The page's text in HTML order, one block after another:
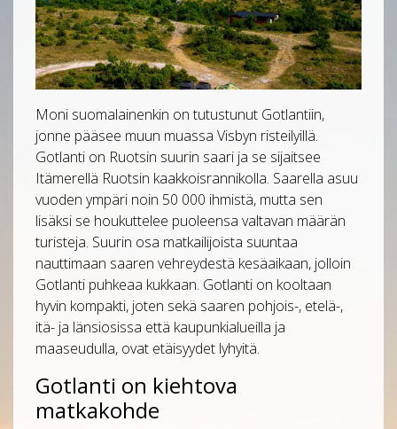
Moni suomalainenkin on tutustunut Gotlantiin,
jonne pääsee muun muassa Visbyn risteilyillä.
Gotlanti on Ruotsin suurin saari ja se sijaitsee
Itämerellä Ruotsin kaakkoisrannikolla. Saarella asuu
vuoden ympäri noin 50 000 ihmistä, mutta sen
lisäksi se houkuttelee puoleensa valtavan määrän
turisteja. Suurin osa matkailijoista suuntaa
nauttimaan saaren vehreydestä kesäaikaan, jolloin
Gotlanti puhkeaa kukkaan. Gotlanti on kooltaan
hyvin kompakti, joten sekä saaren pohjois-, etelä-,
itä- ja länsiosissa että kaupunkialueilla ja
maaseudulla, ovat etäisyydet lyhyitä.
Gotlanti on kiehtova
matkakohde